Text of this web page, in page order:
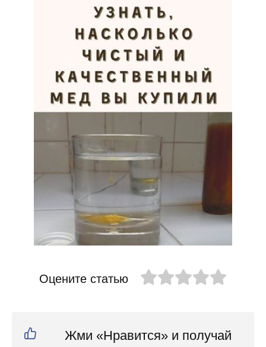
Оцените статью
Жми «Нравится» и получай